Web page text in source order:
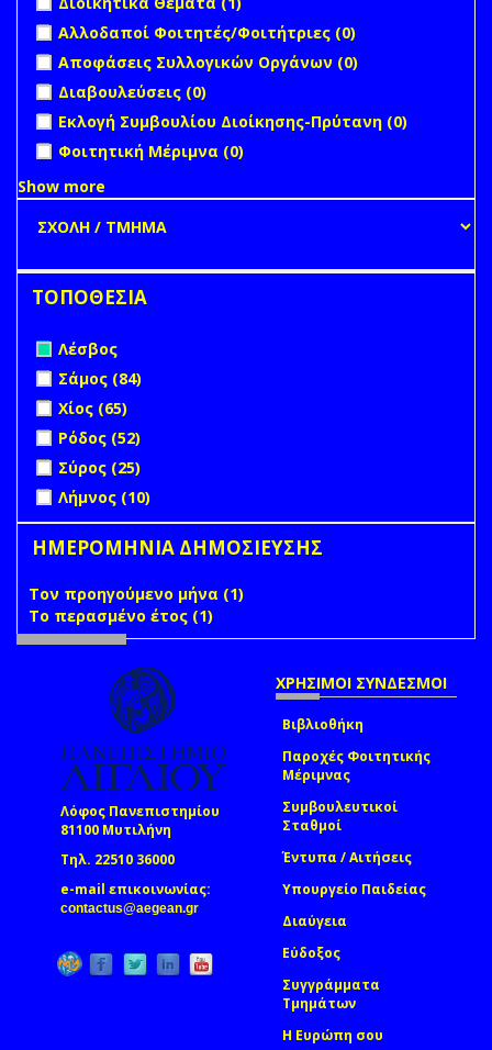
undefined
Αλλοδαποί Φοιτητές/Φοιτήτριες (0)
undefined
Αποφάσεις Συλλογικών Οργάνων (0)
undefined
Διαβουλεύσεις (0)
undefined
Εκλογή Συμβουλίου Διοίκησης-Πρύτανη (0)
undefined
Φοιτητική Μέριμνα (0)
Show more
ΤΟΠΟΘΕΣΙΑ
Remove Λέσβος filter
Λέσβος
Apply Σάμος filter
Σάμος (84)
Apply Χίος filter
Χίος (65)
Apply Ρόδος filter
Ρόδος (52)
Apply Σύρος filter
Σύρος (25)
Apply Λήμνος filter
Λήμνος (10)
ΗΜΕΡΟΜΗΝΙΑ ΔΗΜΟΣΙΕΥΣΗΣ
Τον προηγούμενο μήνα (1)
Το περασμένο έτος (1)
Λόφος Πανεπιστημίου
81100 Μυτιλήνη
Τηλ. 22510 36000
e-mail επικοινωνίας:
contactus@aegean.gr
ΧΡΗΣΙΜΟΙ ΣΥΝΔΕΣΜΟΙ
Βιβλιοθήκη
Παροχές Φοιτητικής
Μέριμνας
Συμβουλευτικοί
Σταθμοί
Έντυπα / Αιτήσεις
Υπουργείο Παιδείας
Διαύγεια
Εύδοξος
Συγγράμματα
Τμημάτων
Η Ευρώπη σου